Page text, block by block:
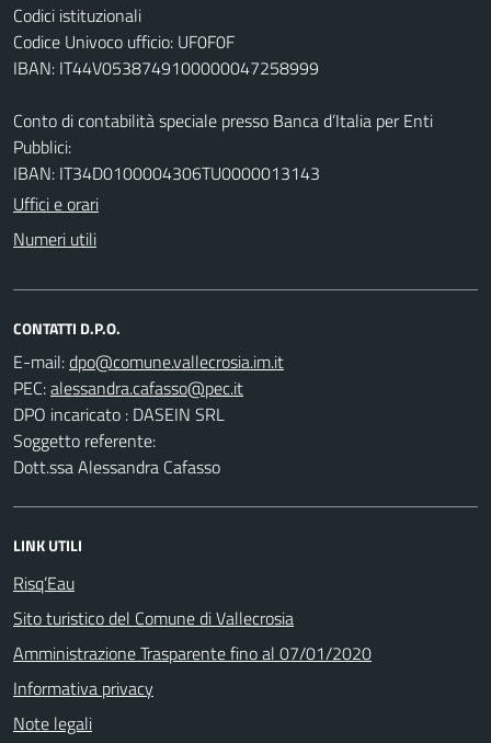
Codici istituzionali
Codice Univoco ufficio: UF0F0F
IBAN: IT44V0538749100000047258999
Conto di contabilità speciale presso Banca d’Italia per Enti
Pubblici:
IBAN: IT34D0100004306TU0000013143
Uffici e orari
Numeri utili
CONTATTI D.P.O.
E-mail:
PEC:
DPO incaricato : DASEIN SRL
Soggetto referente:
Dott.ssa Alessandra Cafasso
LINK UTILI
Risq’Eau
Sito turistico del Comune di Vallecrosia
Amministrazione Trasparente fino al 07/01/2020
Informativa privacy
Note legali